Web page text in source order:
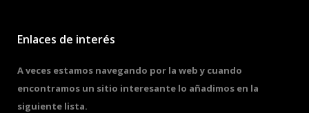
Enlaces de interés
A veces estamos navegando por la web y cuando
encontramos un sitio interesante lo añadimos en la
siguiente lista.